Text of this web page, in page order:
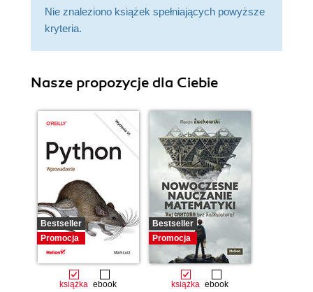
Nie znaleziono książek spełniających powyższe
kryteria.
Nasze propozycje dla Ciebie
Bestseller
Promocja
książka ebook
Bestseller
Promocja
książka ebook